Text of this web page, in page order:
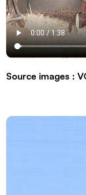
Source images :